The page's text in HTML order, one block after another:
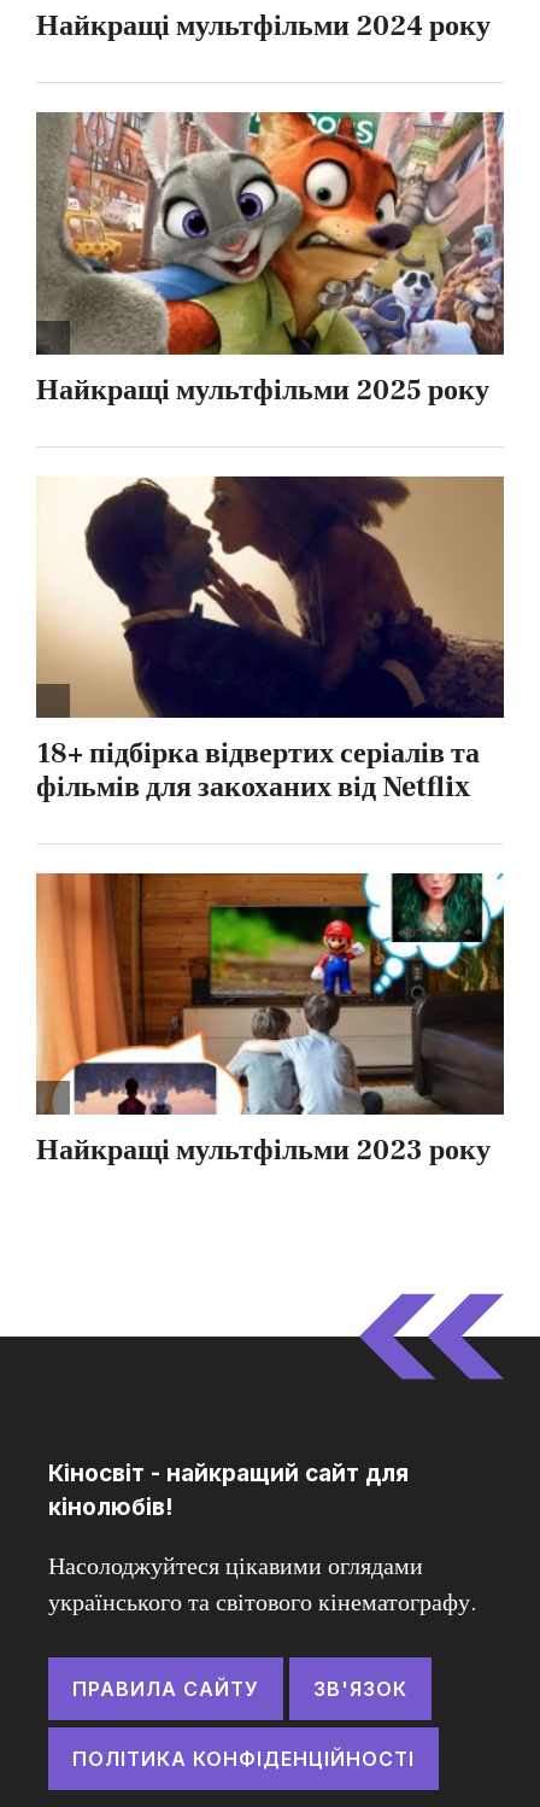
Кіносвіт - найкращий сайт для
кінолюбів!
Насолоджуйтеся цікавими оглядами
українського та світового кінематографу.
ПРАВИЛА САЙТУ ЗВ'ЯЗОК
ПОЛІТИКА КОНФІДЕНЦІЙНОСТІ